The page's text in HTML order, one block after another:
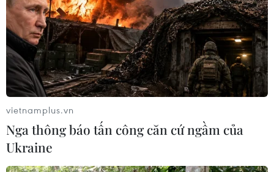
tinh vi trong các khúc gỗ trung chuyển qua cảng Cát Lái.
vietnamplus.vn
Nga thông báo tấn công căn cứ ngầm của
Ukraine